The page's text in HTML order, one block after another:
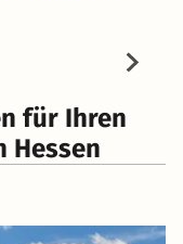
für Ihren
Hessen